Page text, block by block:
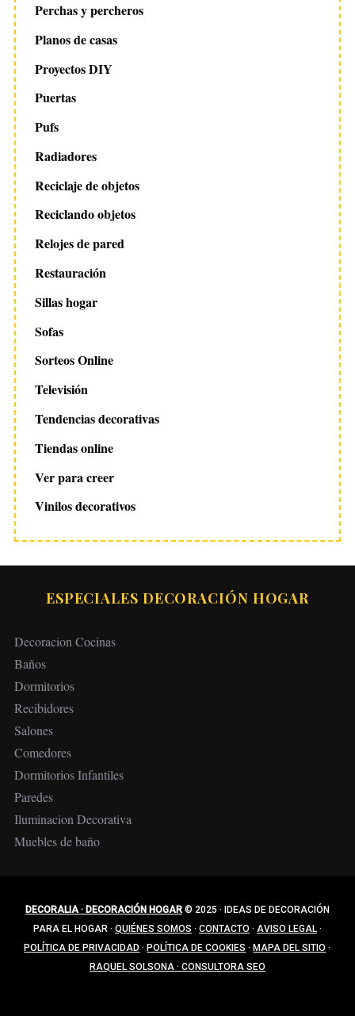
Perchas y percheros
Planos de casas
Proyectos DIY
Puertas
Pufs
Radiadores
Reciclaje de objetos
Reciclando objetos
Relojes de pared
Restauración
Sillas hogar
Sofas
Sorteos Online
Televisión
Tendencias decorativas
Tiendas online
Ver para creer
Vinilos decorativos
ESPECIALES DECORACIÓN HOGAR
Decoracion Cocinas
Baños
Dormitorios
Recibidores
Salones
Comedores
Dormitorios Infantiles
Paredes
Iluminacion Decorativa
Muebles de baño
DECORALIA · DECORACIÓN HOGAR© 2025 · IDEAS DE DECORACIÓN
PARA EL HOGAR · QUIÉNES SOMOS · CONTACTO · AVISO LEGAL ·
POLÍTICA DE PRIVACIDAD · POLÍTICA DE COOKIES · MAPA DEL SITIO ·
RAQUEL SOLSONA · CONSULTORA SEO